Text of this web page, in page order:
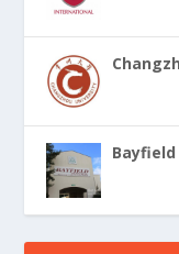
Bayfield